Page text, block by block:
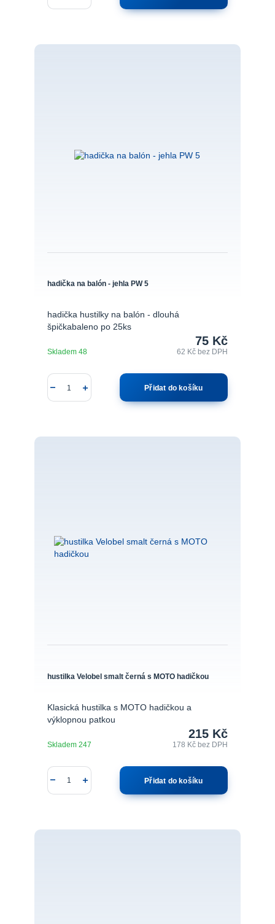
hadička na balón - jehla PW 5
hadička hustilky na balón - dlouhá
špičkabaleno po 25ks
75 Kč
62 Kč bez DPH
Skladem 48
Přidat do košíku
hustilka Velobel smalt černá s MOTO hadičkou
Klasická hustilka s MOTO hadičkou a
výklopnou patkou
215 Kč
178 Kčbez DPH
Skladem 247
Přidat do košíku